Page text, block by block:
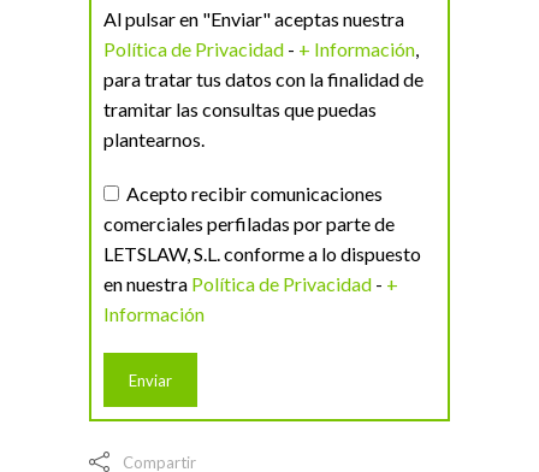
Al pulsar en "Enviar" aceptas nuestra
Política de Privacidad - + Información,
para tratar tus datos con la finalidad de
tramitar las consultas que puedas
plantearnos.
Acepto recibir comunicaciones
comerciales perfiladas por parte de
LETSLAW, S.L. conforme a lo dispuesto
en nuestra Política de Privacidad - +
Información
Compartir